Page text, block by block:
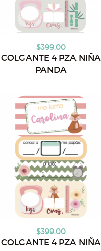
$399.00
COLGANTE 4 PZA NIÑA
PANDA
$399.00
COLGANTE 4 PZA NIÑA